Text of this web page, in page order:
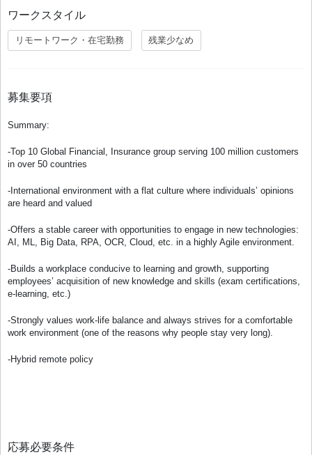
ワークスタイル
リモートワーク・在宅勤務 残業少なめ
募集要項
Summary:
-Top 10 Global Financial, Insurance group serving 100 million customers
in over 50 countries
-International environment with a flat culture where individuals’ opinions
are heard and valued
-Offers a stable career with opportunities to engage in new technologies:
AI, ML, Big Data, RPA, OCR, Cloud, etc. in a highly Agile environment.
-Builds a workplace conducive to learning and growth, supporting
employees’ acquisition of new knowledge and skills (exam certifications,
e-learning, etc.)
-Strongly values work-life balance and always strives for a comfortable
work environment (one of the reasons why people stay very long).
-Hybrid remote policy
応募必要条件